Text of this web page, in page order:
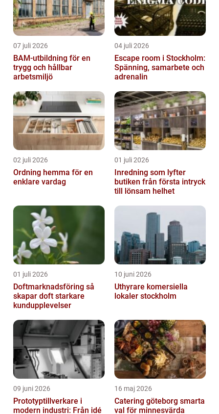
07 juli 2026
BAM-utbildning för en
trygg och hållbar
arbetsmiljö
04 juli 2026
Escape room i Stockholm:
Spänning, samarbete och
adrenalin
02 juli 2026
Ordning hemma för en
enklare vardag
01 juli 2026
Inredning som lyfter
butiken från första intryck
till lönsam helhet
01 juli 2026
Doftmarknadsföring så
skapar doft starkare
kundupplevelser
10 juni 2026
Uthyrare komersiella
lokaler stockholm
09 juni 2026
Prototyptillverkare i
modern industri: Från idé
16 maj 2026
Catering göteborg smarta
val för minnesvärda